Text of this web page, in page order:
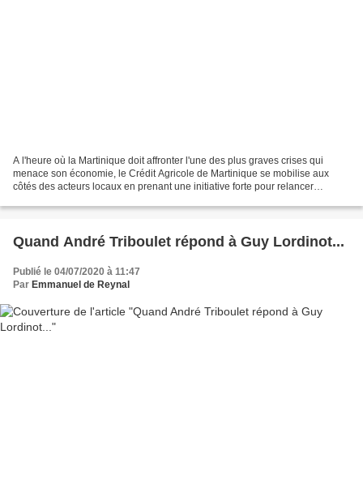
A l'heure où la Martinique doit affronter l'une des plus graves crises qui
menace son économie, le Crédit Agricole de Martinique se mobilise aux
côtés des acteurs locaux en prenant une initiative forte pour relancer
Quand André Triboulet répond à Guy Lordinot...
Publié le 04/07/2020 à 11:47
Par Emmanuel de Reynal